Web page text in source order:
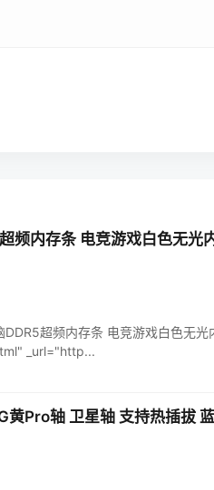
频内存条 电竞游戏白色无
超频内存条 电竞游戏白色无
_url="http...
Pro轴 卫星轴 支持热插拔